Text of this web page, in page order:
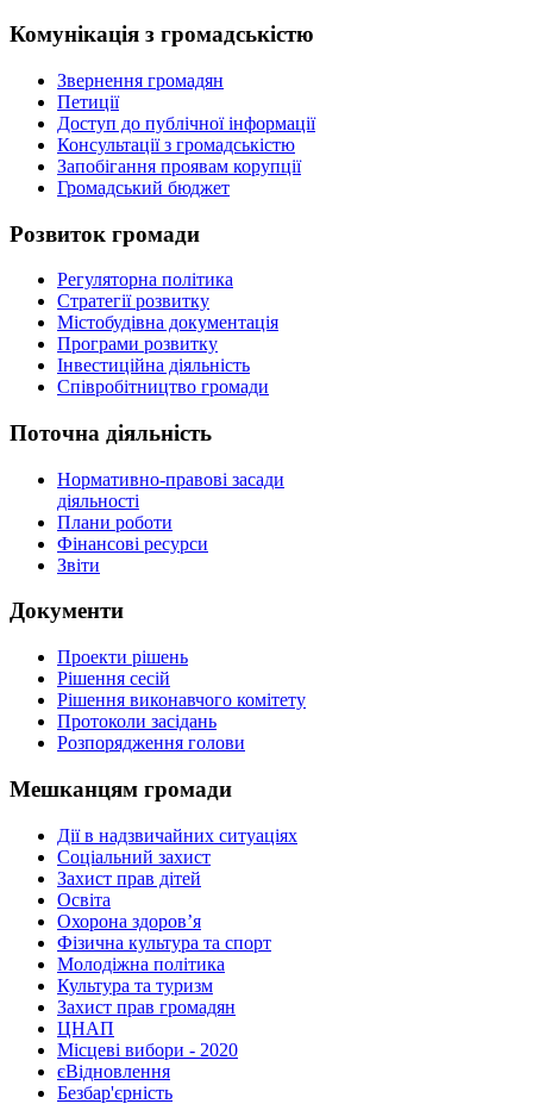
Комунікація з громадськістю
Звернення громадян
Петиції
Доступ до публічної інформації
Консультації з громадськістю
Запобігання проявам корупції
Громадський бюджет
Розвиток громади
Регуляторна політика
Стратегії розвитку
Містобудівна документація
Програми розвитку
Інвестиційна діяльність
Співробітництво громади
Поточна діяльність
Нормативно-правові засади
діяльності
Плани роботи
Фінансові ресурси
Звіти
Документи
Проекти рішень
Рішення сесій
Рішення виконавчого комітету
Протоколи засідань
Розпорядження голови
Мешканцям громади
Дії в надзвичайних ситуаціях
Соціальний захист
Захист прав дітей
Освіта
Охорона здоров’я
Фізична культура та спорт
Молодіжна політика
Культура та туризм
Захист прав громадян
ЦНАП
Місцеві вибори - 2020
єВідновлення
Безбар'єрність